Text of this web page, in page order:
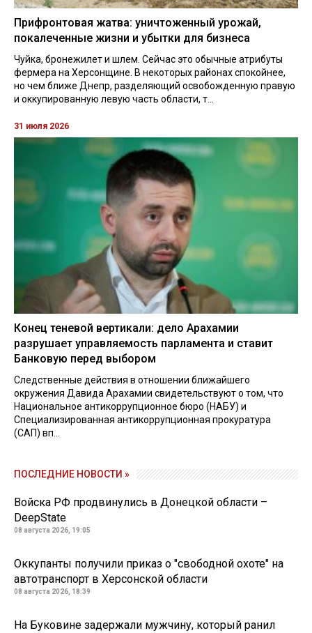
Прифронтовая жатва: уничтоженный урожай,
покалеченные жизни и убытки для бизнеса
Чуйка, бронежилет и шлем. Сейчас это обычные атрибуты
фермера на Херсонщине. В некоторых районах спокойнее,
но чем ближе Днепр, разделяющий освобожденную правую
и оккупированную левую часть области, т...
31 июля 2026
Конец теневой вертикали: дело Арахамии
разрушает управляемость парламента и ставит
Банковую перед выбором
Следственные действия в отношении ближайшего
окружения Давида Арахамии свидетельствуют о том, что
Национальное антикоррупционное бюро (НАБУ) и
Специализированная антикоррупционная прокуратура
(САП) вп...
ПОСЛЕДНИЕ НОВОСТИ »
Войска РФ продвинулись в Донецкой области –
DeepState
08 августа 2026, 19:05
Оккупанты получили приказ о "свободной охоте" на
автотранспорт в Херсонской области
08 августа 2026, 18:39
На Буковине задержали мужчину, который ранил